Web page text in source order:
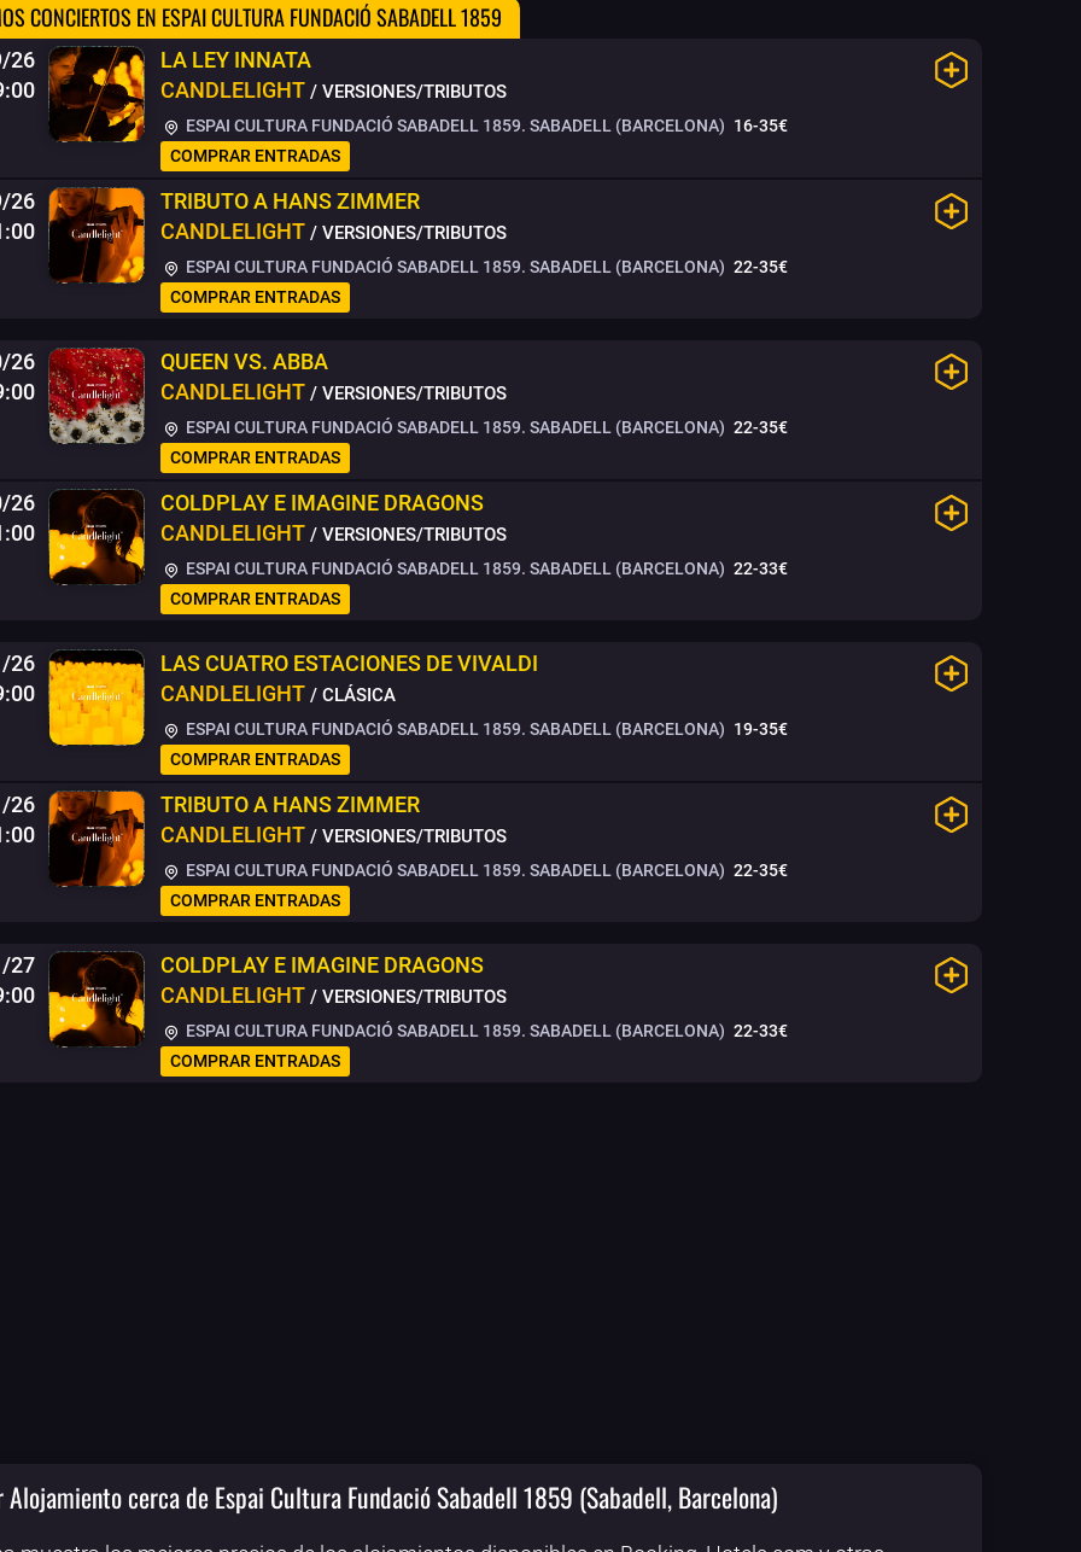
CONCIERTOS EN ESPAI CULTURA FUNDACIÓ SABADELL 1859
26
LA LEY INNATA
CANDLELIGHT / VERSIONES/TRIBUTOS
ESPAI CULTURA FUNDACIÓ SABADELL 1859. SABADELL (BARCELONA) 16-35€
COMPRAR ENTRADAS
26
TRIBUTO A HANS ZIMMER
CANDLELIGHT / VERSIONES/TRIBUTOS
ESPAI CULTURA FUNDACIÓ SABADELL 1859. SABADELL (BARCELONA) 22-35€
COMPRAR ENTRADAS
26
QUEEN VS. ABBA
CANDLELIGHT / VERSIONES/TRIBUTOS
ESPAI CULTURA FUNDACIÓ SABADELL 1859. SABADELL (BARCELONA) 22-35€
COMPRAR ENTRADAS
26
COLDPLAY E IMAGINE DRAGONS
CANDLELIGHT / VERSIONES/TRIBUTOS
ESPAI CULTURA FUNDACIÓ SABADELL 1859. SABADELL (BARCELONA) 22-33€
COMPRAR ENTRADAS
26
LAS CUATRO ESTACIONES DE VIVALDI
CANDLELIGHT / CLÁSICA
ESPAI CULTURA FUNDACIÓ SABADELL 1859. SABADELL (BARCELONA) 19-35€
COMPRAR ENTRADAS
26
TRIBUTO A HANS ZIMMER
CANDLELIGHT / VERSIONES/TRIBUTOS
ESPAI CULTURA FUNDACIÓ SABADELL 1859. SABADELL (BARCELONA) 22-35€
COMPRAR ENTRADAS
27
COLDPLAY E IMAGINE DRAGONS
CANDLELIGHT / VERSIONES/TRIBUTOS
ESPAI CULTURA FUNDACIÓ SABADELL 1859. SABADELL (BARCELONA) 22-33€
COMPRAR ENTRADAS
Alojamiento cerca de Espai Cultura Fundació Sabadell 1859 (Sabadell, Barcelona)